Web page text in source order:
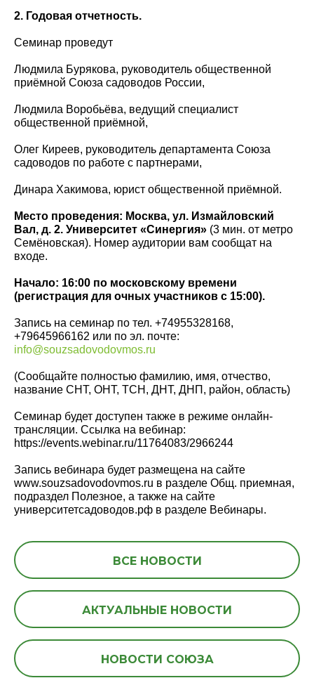
2. Годовая отчетность.
Семинар проведут
Людмила Бурякова, руководитель общественной
приёмной Союза садоводов России,
Людмила Воробьёва, ведущий специалист
общественной приёмной,
Олег Киреев, руководитель департамента Союза
садоводов по работе с партнерами,
Динара Хакимова, юрист общественной приёмной.
Место проведения: Москва, ул. Измайловский
Вал, д. 2. Университет «Синергия» (3 мин. от метро
Семёновская). Номер аудитории вам сообщат на
входе.
Начало: 16:00 по московскому времени
(регистрация для очных участников с 15:00).
Запись на семинар по тел. +74955328168,
+79645966162 или по эл. почте:
info@souzsadovodovmos.ru
(Сообщайте полностью фамилию, имя, отчество,
название СНТ, ОНТ, ТСН, ДНТ, ДНП, район, область)
Семинар будет доступен также в режиме онлайн-
трансляции. Ссылка на вебинар:
https://events.webinar.ru/11764083/2966244
Запись вебинара будет размещена на сайте
www.souzsadovodovmos.ru в разделе Общ. приемная,
подраздел Полезное, а также на сайте
университетсадоводов.рф в разделе Вебинары.
ВСЕ НОВОСТИ
АКТУАЛЬНЫЕ НОВОСТИ
НОВОСТИ СОЮЗА